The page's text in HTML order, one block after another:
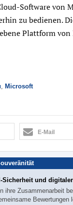
Software von
zu bedienen.
Plattform von
Microsoft
E-Mail
Sicherheit und
ihre Zusammenarbeit
Bewertungen